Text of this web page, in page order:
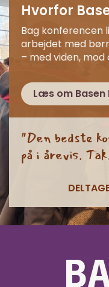
Hvorfor
Bag konferencen
arbejdet med
– med viden,
Læs om Basen
"Den bedste
på i årevis.